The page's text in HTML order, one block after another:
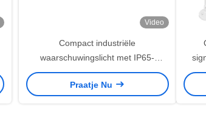
Video
Compact industriële
waarschuwingslicht met IP65-
bescherming DC24V Drie-kleurige
RYG LED-aanwijzingslamp
Praatje Nu